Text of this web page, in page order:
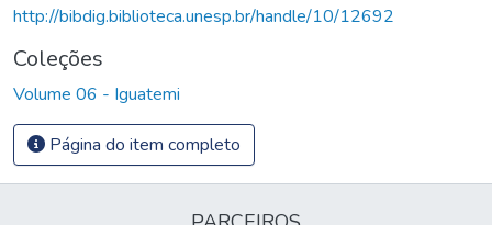
http://bibdig.biblioteca.unesp.br/handle/10/12692
Coleções
Volume 06 - Iguatemi
Página do item completo